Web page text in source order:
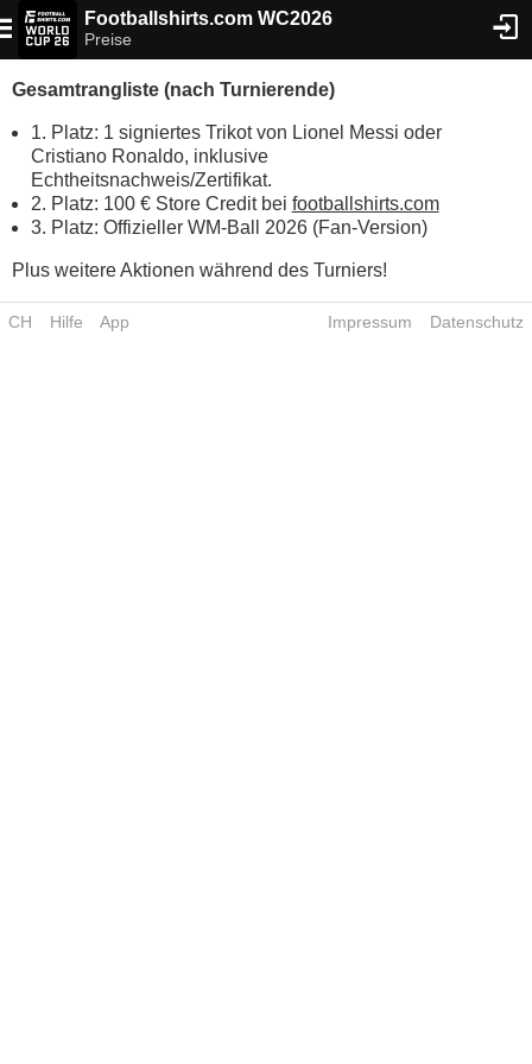
Footballshirts.com WC2026
Preise
Gesamtrangliste (nach Turnierende)
1. Platz: 1 signiertes Trikot von Lionel Messi oder
Cristiano Ronaldo, inklusive
Echtheitsnachweis/Zertifikat.
2. Platz: 100 € Store Credit bei footballshirts.com
3. Platz: Offizieller WM-Ball 2026 (Fan-Version)
Plus weitere Aktionen während des Turniers!
CH Hilfe App Impressum Datenschutz